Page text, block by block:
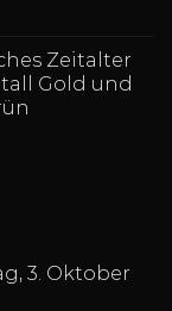
Zeitalter
Gold und
3. Oktober